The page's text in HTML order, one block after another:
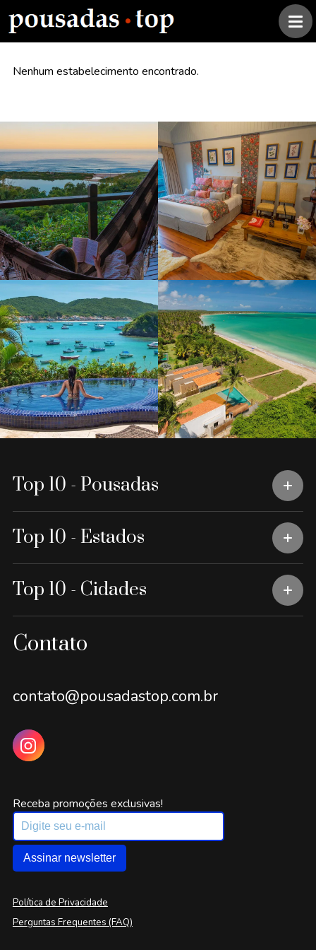
Nenhum estabelecimento encontrado.
Top 10 - Pousadas
Top 10 - Estados
Top 10 - Cidades
Contato
contato@pousadastop.com.br
Receba promoções exclusivas!
Assinar newsletter
Política de Privacidade
Perguntas Frequentes (FAQ)